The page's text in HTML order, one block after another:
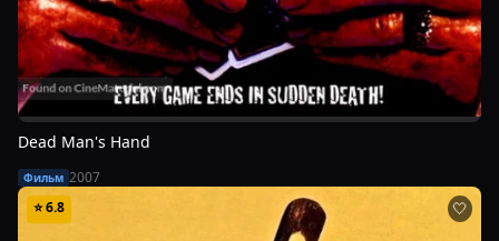
Dead Man's Hand
Фильм 2007
⭐6.8 🤍